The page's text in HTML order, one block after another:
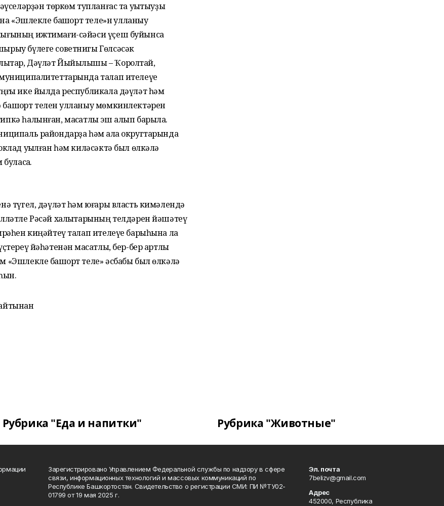
төркөм тупланғас та уҡытыуҙы
«Эшлекле башҡорт теле»н ҡулланыу
ижтимағи-сәйәси үҫеш буйынса
бүлеге советнигы Гөлсәсәк
Дәүләт Йыйылышы – Ҡоролтай,
талап ителеүе
ике йылда республикала дәүләт һәм
телен ҡулланыу мөмкинлектәрен
һалынған, маҡсатлы эш алып барыла.
райондарҙа һәм ҡала округтарында
уҡылған һәм киләсәктә был өлкәлә
түгел, дәүләт һәм юғары власть кимәлендә
Рәсәй халыҡтарының телдәрен йәшәтеү
киңәйтеү талап ителеүе барыһына ла
йәһәтенән маҡсатлы, бер-бер артлы
«Эшлекле башҡорт теле» әсбабы был өлкәлә
Рубрика "Еда и напитки" Рубрика "Животные"
Зарегистрировано Управлением Федеральной службы по надзору в сфере
связи, информационных технологий и массовых коммуникаций по
Республике Башкортостан. Свидетельство о регистрации СМИ: ПИ №ТУ02-
01799 от 19 мая 2025 г.
Эл. почта
7belizv@gmail.com
Адрес
452000, Республика